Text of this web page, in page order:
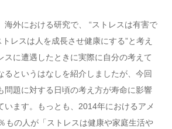
外における研究で、 “ストレスは有害で
レスは人を成長させ健康にする”と考え
スに遭遇したときに実際に自分の考えて
るというはなしを紹介しましたが、今回
問題に対する日頃の考え方が寿命に影響
います。もっとも、2014年におけるアメ
もの人が「ストレスは健康や家庭生活や